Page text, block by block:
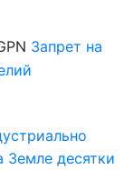
Запрет на
Земле десятки